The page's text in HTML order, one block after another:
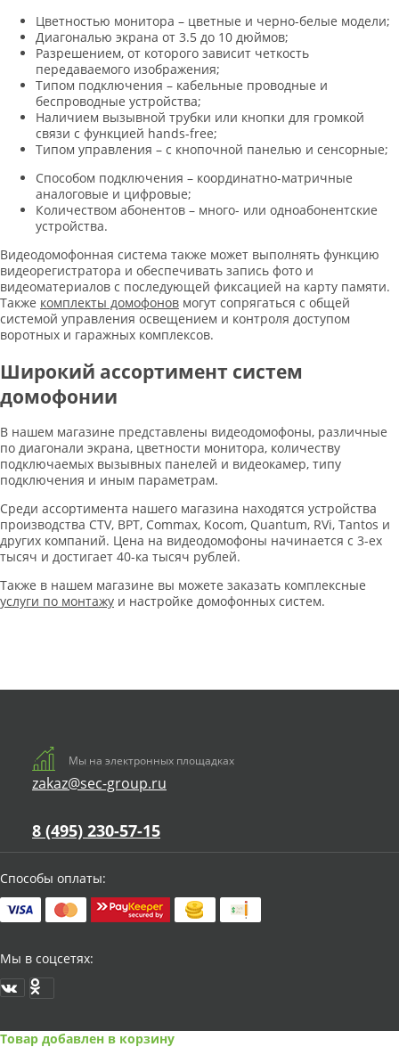
Цветностью монитора – цветные и черно-белые модели;
Диагональю экрана от 3.5 до 10 дюймов;
Разрешением, от которого зависит четкость
передаваемого изображения;
Типом подключения – кабельные проводные и
беспроводные устройства;
Наличием вызывной трубки или кнопки для громкой
связи с функцией hands-free;
Типом управления – с кнопочной панелью и сенсорные;
Способом подключения – координатно-матричные
аналоговые и цифровые;
Количеством абонентов – много- или одноабонентские
устройства.
Видеодомофонная система также может выполнять функцию
видеорегистратора и обеспечивать запись фото и
видеоматериалов с последующей фиксацией на карту памяти.
Также комплекты домофонов могут сопрягаться с общей
системой управления освещением и контроля доступом
воротных и гаражных комплексов.
Широкий ассортимент систем
домофонии
В нашем магазине представлены видеодомофоны, различные
по диагонали экрана, цветности монитора, количеству
подключаемых вызывных панелей и видеокамер, типу
подключения и иным параметрам.
Среди ассортимента нашего магазина находятся устройства
производства CTV, BPT, Commax, Kocom, Quantum, RVi, Tantos и
других компаний. Цена на видеодомофоны начинается с 3-ех
тысяч и достигает 40-ка тысяч рублей.
Также в нашем магазине вы можете заказать комплексные
услуги по монтажу и настройке домофонных систем.
Мы на электронных площадках
zakaz@sec-group.ru
8 (495) 230-57-15
Способы оплаты:
Мы в соцсетях:
Товар добавлен в корзину